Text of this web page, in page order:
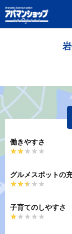
働きやすさ
★★★★★
★★★★★
グルメスポットの
★★★★★
★★★★★
子育てのしやすさ
★★★★★
★★★★★